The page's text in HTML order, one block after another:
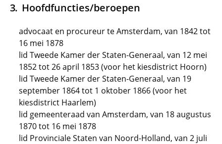
Hoofdfuncties/beroepen
advocaat en procureur te Amsterdam, van 1842 tot
16 mei 1878
lid Tweede Kamer der Staten-Generaal, van 12 mei
1852 tot 26 april 1853 (voor het kiesdistrict Hoorn)
lid Tweede Kamer der Staten-Generaal, van 19
september 1864 tot 1 oktober 1866 (voor het
kiesdistrict Haarlem)
lid gemeenteraad van Amsterdam, van 18 augustus
1870 tot 16 mei 1878
lid Provinciale Staten van Noord-Holland, van 2 juli